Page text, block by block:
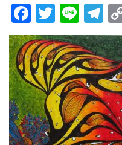
F
ac
e
b
o
o
k
T
w
it
te
r
Li
n
e
T
el
e
gr
a
m